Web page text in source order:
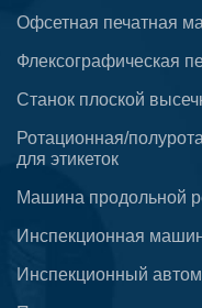
Офсетная печатная
Флексографическая
Станок плоской
Ротационная/
для этикеток
Машина продольной
Инспекционная
Инспекционный